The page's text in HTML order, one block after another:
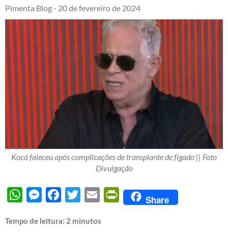
Pimenta Blog - 20 de fevereiro de 2024
Kocó faleceu após complicações de transplante de fígado || Foto
Divulgação
WhatsAppMessengerFacebook
Twitter Email PrintFriendly
Share
Tempo de leitura: 2 minutos